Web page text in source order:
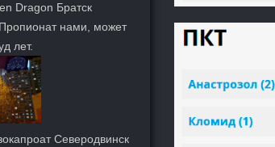
Dragon Братск
нами, может
лет.
Северодвинск